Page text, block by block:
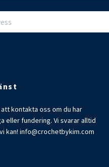
kontakta oss om du har
eller fundering. Vi svarar alltid
kan!info@crochetbykim.com